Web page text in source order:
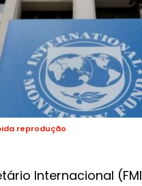
reprodução
Internacional